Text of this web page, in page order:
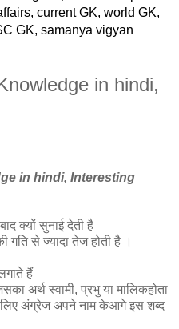
current GK, world GK,
GK, samanya vigyan
in hindi,
in hindi, Interesting
क्यों सुनाई देती है
से ज्यादा तेज होती है ।
हैं
अर्थ स्वामी, प्रभु या मालिकहोता
अंग्रेज अपने नाम केआगे इस शब्द